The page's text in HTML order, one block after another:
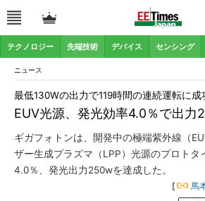
テクノロジー 先端技術 デバイス センシング
ニュース
EUV光源、発光効率4.0％で出力
最低130Wの出力で119時間の連続運転に成
ギガフォトンは、開発中の極端紫外線（
ザー生成プラズマ（LPP）光源のプロトタ
4.0％、発光出力250wを達成した。
[ 馬